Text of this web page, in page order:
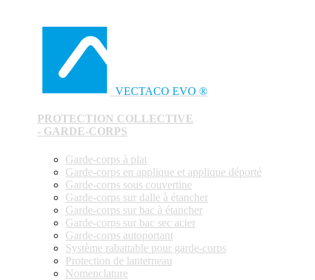
VECTACO EVO ®
PROTECTION COLLECTIVE
- GARDE-CORPS
Garde-corps à plat
Garde-corps en applique et applique déporté
Garde-corps sous couvertine
Garde-corps sur dalle à étancher
Garde-corps sur bac à étancher
Garde-corps sur bac sec acier
Garde-corps autoportant
Système rabattable pour garde-corps
Protection de lanterneau
Nomenclature